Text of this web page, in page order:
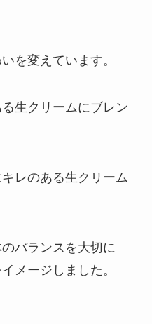
を変えています。
生クリームにブレン
レのある生クリーム
バランスを大切に
メージしました。